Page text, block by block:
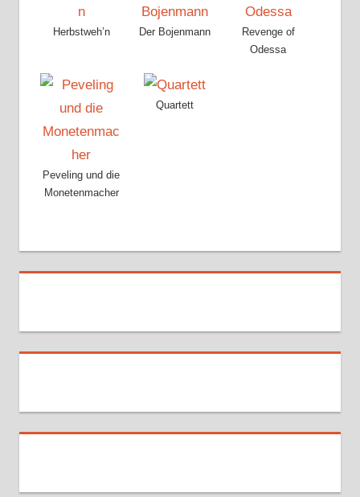
Herbstweh’n Der Bojenmann
Revenge of
Odessa
Peveling und die
Monetenmacher
Quartett